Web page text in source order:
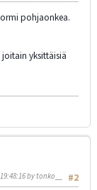
pohjaonkea.
yksittäisiä
#2
by tonko__